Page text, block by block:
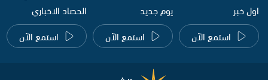
اول خبر
استمع الآن
يوم جديد
استمع الآن
الحصاد الاخباري
استمع الآن